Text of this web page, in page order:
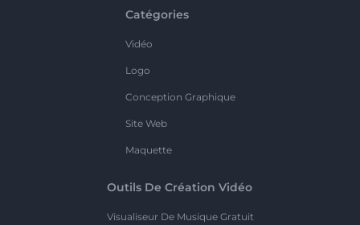
Catégories
Vidéo
Logo
Conception Graphique
Site Web
Maquette
Outils De Création Vidéo
Visualiseur De Musique Gratuit